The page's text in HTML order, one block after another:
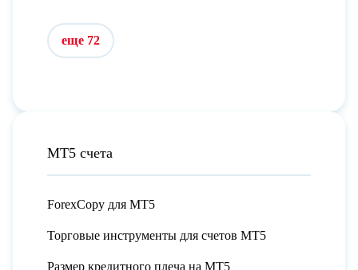
еще 72
МТ5 счета
ForexCopy для МТ5
Торговые инструменты для счетов МТ5
Размер кредитного плеча на МТ5